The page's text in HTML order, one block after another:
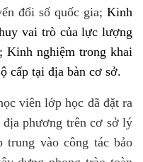
đổi số quốc gia; Kinh
vai trò của lực lượng
Kinh nghiệm trong khai
cấp tại địa bàn cơ sở.
viên lớp học đã đặt ra
phương trên cơ sở lý
trung vào công tác bảo